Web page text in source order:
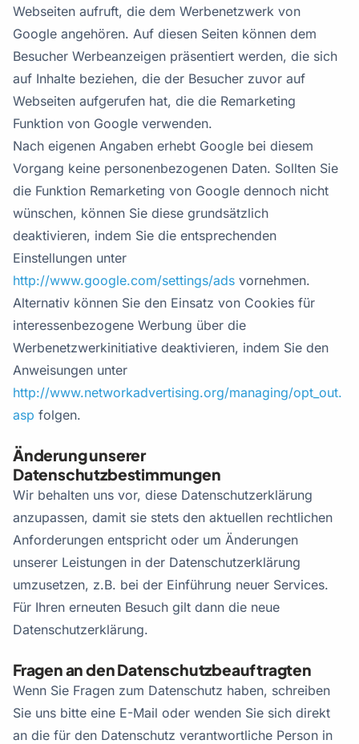
Webseiten aufruft, die dem Werbenetzwerk von
Google angehören. Auf diesen Seiten können dem
Besucher Werbeanzeigen präsentiert werden, die sich
auf Inhalte beziehen, die der Besucher zuvor auf
Webseiten aufgerufen hat, die die Remarketing
Funktion von Google verwenden.
Nach eigenen Angaben erhebt Google bei diesem
Vorgang keine personenbezogenen Daten. Sollten Sie
die Funktion Remarketing von Google dennoch nicht
wünschen, können Sie diese grundsätzlich
deaktivieren, indem Sie die entsprechenden
Einstellungen unter
http://www.google.com/settings/ads vornehmen.
Alternativ können Sie den Einsatz von Cookies für
interessenbezogene Werbung über die
Werbenetzwerkinitiative deaktivieren, indem Sie den
Anweisungen unter
http://www.networkadvertising.org/managing/opt_out.
asp folgen.
Änderung unserer
Datenschutzbestimmungen
Wir behalten uns vor, diese Datenschutzerklärung
anzupassen, damit sie stets den aktuellen rechtlichen
Anforderungen entspricht oder um Änderungen
unserer Leistungen in der Datenschutzerklärung
umzusetzen, z.B. bei der Einführung neuer Services.
Für Ihren erneuten Besuch gilt dann die neue
Datenschutzerklärung.
Fragen an den Datenschutzbeauftragten
Wenn Sie Fragen zum Datenschutz haben, schreiben
Sie uns bitte eine E-Mail oder wenden Sie sich direkt
an die für den Datenschutz verantwortliche Person in